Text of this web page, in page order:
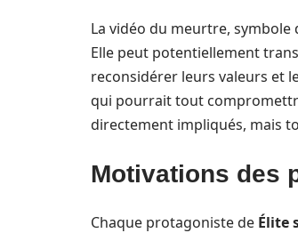
La vidéo du meurtre, symbole
Elle peut potentiellement
reconsidérer leurs valeurs et
qui pourrait tout
directement impliqués, mais
Motivations des
Chaque protagoniste de Élite